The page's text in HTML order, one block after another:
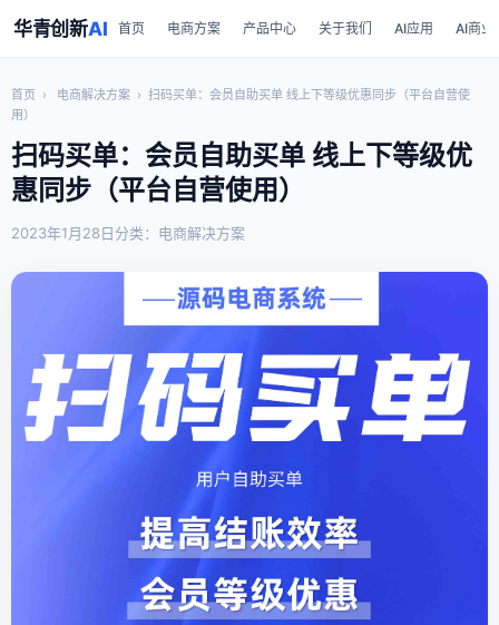
华青创新AI 首页 电商方案 产品中心 关于我们 AI应用 AI商业
首页 › 电商解决方案 › 扫码买单：会员自助买单 线上下等级优惠同步（平台自营使
用）
扫码买单：会员自助买单 线上下等级优
惠同步（平台自营使用）
2023年1月28日分类：电商解决方案